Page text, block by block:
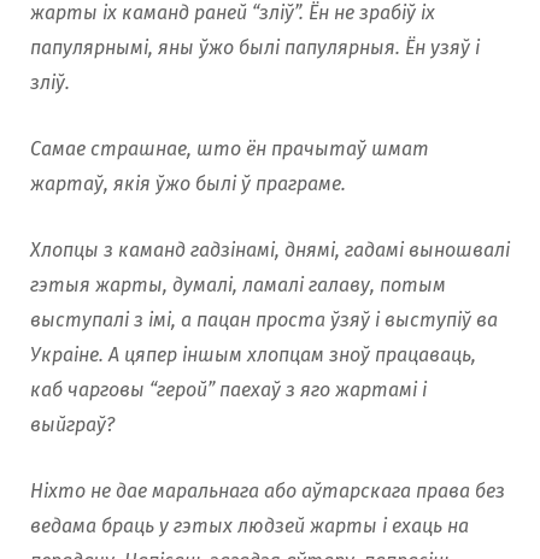
жарты іх каманд раней “зліў”. Ён не зрабіў іх
папулярнымі, яны ўжо былі папулярныя. Ён узяў і
зліў.
Самае страшнае, што ён прачытаў шмат
жартаў, якія ўжо былі ў праграме.
Хлопцы з каманд гадзінамі, днямі, гадамі выношвалі
гэтыя жарты, думалі, ламалі галаву, потым
выступалі з імі, а пацан проста ўзяў і выступіў ва
Украіне. А цяпер іншым хлопцам зноў працаваць,
каб чарговы “герой” паехаў з яго жартамі і
выйграў?
Ніхто не дае маральнага або аўтарскага права без
ведама браць у гэтых людзей жарты і ехаць на